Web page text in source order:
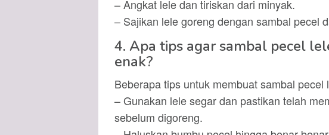
– Angkat lele dan tiriskan dari minyak.
– Sajikan lele goreng dengan sambal pecel
4. Apa tips agar sambal pecel
enak?
Beberapa tips untuk membuat sambal pecel
– Gunakan lele segar dan pastikan telah
sebelum digoreng.